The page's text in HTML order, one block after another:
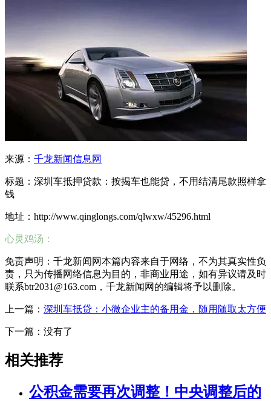
来源： 千龙新闻信息网
标题：深圳车抵押贷款：按揭车也能贷，不用结清尾款照样拿
钱
地址：http://www.qinglongs.com/qlwxw/45296.html
心灵鸡汤：
免责声明：千龙新闻网本篇内容来自于网络，不为其真实性负
责，只为传播网络信息为目的，非商业用途，如有异议请及时
联系btr2031@163.com，千龙新闻网的编辑将予以删除。
上一篇： 深圳车抵贷：小微企业主的备用金，随用随取太方便
下一篇：没有了
相关推荐
公积金需要再次调整！中央调整后的